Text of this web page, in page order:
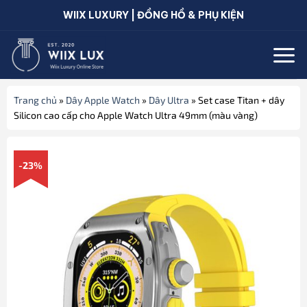
dung
WIIX LUXURY | ĐỒNG HỒ & PHỤ KIỆN
Trang chủ » Dây Apple Watch » Dây Ultra » Set case Titan + dây
Silicon cao cấp cho Apple Watch Ultra 49mm (màu vàng)
-23%